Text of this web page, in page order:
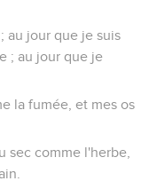
au jour que je suis
; au jour que je
la fumée, et mes os
sec comme l'herbe,